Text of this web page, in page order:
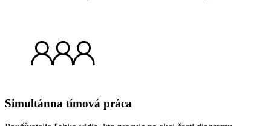
Simultánna tímová práca